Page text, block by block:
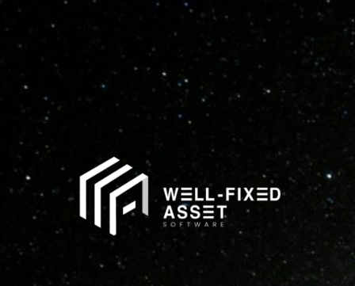
常見問題
入口網站